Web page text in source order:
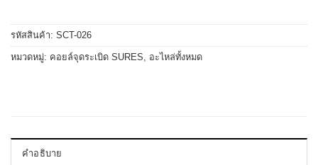
รหัสสินค้า: SCT-026
หมวดหมู่: คอยล์จุดระเบิด SURES, อะไหล่ทั้งหมด
คำอธิบาย